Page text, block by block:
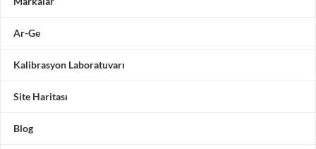
Ar-Ge
Kalibrasyon Laboratuvarı
Site Haritası
Blog